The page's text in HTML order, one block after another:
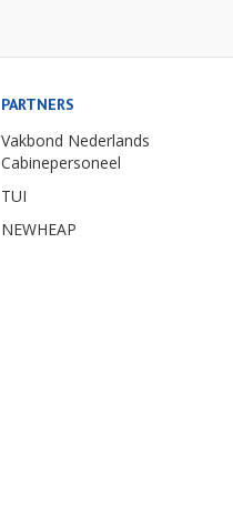
PARTNERS
Vakbond Nederlands
Cabinepersoneel
TUI
NEWHEAP